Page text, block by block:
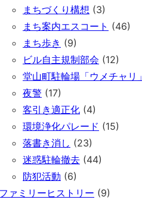
まちづくり構想 (3)
まち案内エスコート (46)
まち歩き (9)
ビル自主規制部会 (12)
堂山町駐輪場「ウメチャリ」
夜警 (17)
客引き適正化 (4)
環境浄化パレード (15)
落書き消し (23)
迷惑駐輪撤去 (44)
防犯活動 (6)
ファミリーヒストリー (9)